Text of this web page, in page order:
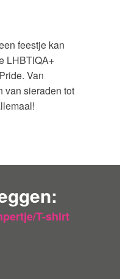
feestje kan
LHBTIQA+
Van
van sieraden tot
T-shirt